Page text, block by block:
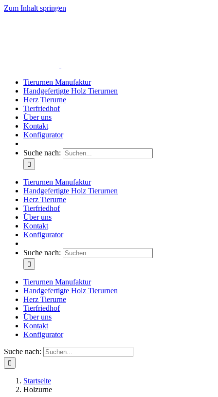
Zum Inhalt springen
Tierurnen Manufaktur
Handgefertigte Holz Tierurnen
Herz Tierurne
Tierfriedhof
Über uns
Kontakt
Konfigurator
Suche nach:
Tierurnen Manufaktur
Handgefertigte Holz Tierurnen
Herz Tierurne
Tierfriedhof
Über uns
Kontakt
Konfigurator
Suche nach:
Tierurnen Manufaktur
Handgefertigte Holz Tierurnen
Herz Tierurne
Tierfriedhof
Über uns
Kontakt
Konfigurator
Suche nach:
Startseite
Holzurne